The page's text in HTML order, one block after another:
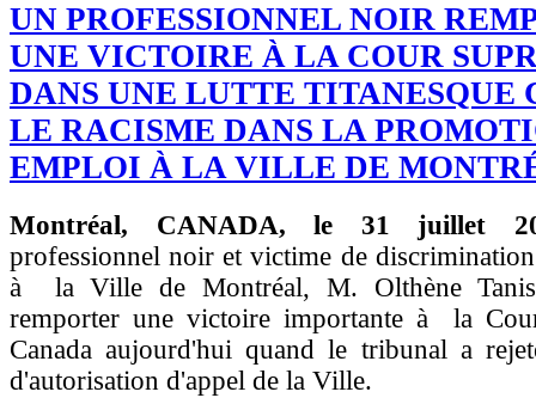
UN PROFESSIONNEL NOIR
UNE VICTOIRE À LA COUR
DANS UNE LUTTE TITANESQUE
LE RACISME DANS LA
EMPLOI À LA VILLE DE
Montréal, CANADA, le 31 juillet
professionnel noir et victime de
à la Ville de Montréal, M. Olthène
remporter une victoire importante à la
Canada aujourd'hui quand le tribunal a
d'autorisation d'appel de la Ville.